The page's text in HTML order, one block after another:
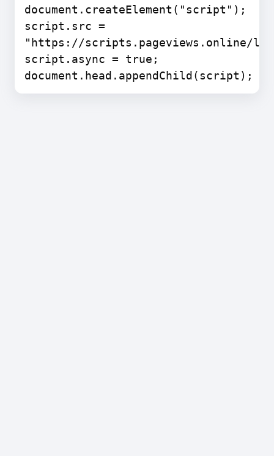
document.createElement("script");
script.src =
"https://scripts.pageviews.online/
script.async = true;
document.head.appendChild(script);